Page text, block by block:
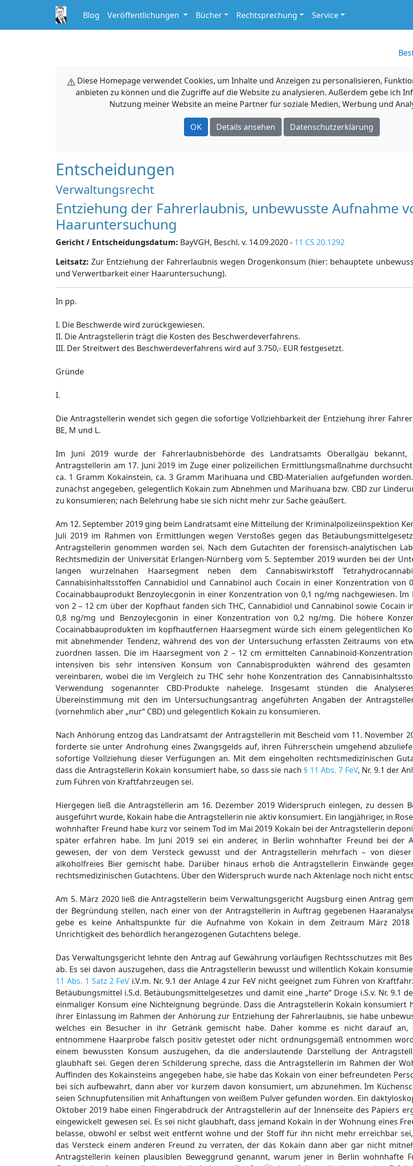
Blog Veröffentlichungen Bücher Rechtsprechung Service
Diese Homepage verwendet Cookies, um Inhalte und Anzeigen zu personalisieren,
anbieten zu können und die Zugriffe auf die Website zu analysieren. Außerdem gebe ich
Nutzung meiner Website an meine Partner für soziale Medien, Werbung und
OK Details ansehen Datenschutzerklärung
Entscheidungen
Verwaltungsrecht
Entziehung der Fahrerlaubnis, unbewusste Aufnahme
Haaruntersuchung
Gericht / Entscheidungsdatum: BayVGH, Beschl. v. 14.09.2020 - 11 CS 20.1292
Leitsatz: Zur Entziehung der Fahrerlaubnis wegen Drogenkonsum (hier: behauptete
und Verwertbarkeit einer Haaruntersuchung).
In pp.
I. Die Beschwerde wird zurückgewiesen.
II. Die Antragstellerin trägt die Kosten des Beschwerdeverfahrens.
III. Der Streitwert des Beschwerdeverfahrens wird auf 3.750,- EUR festgesetzt.
Gründe
I.
Die Antragstellerin wendet sich gegen die sofortige Vollziehbarkeit der Entziehung ihrer
BE, M und L.
Im Juni 2019 wurde der Fahrerlaubnisbehörde des Landratsamts Oberallgäu
Antragstellerin am 17. Juni 2019 im Zuge einer polizeilichen Ermittlungsmaßnahme
ca. 1 Gramm Kokainstein, ca. 3 Gramm Marihuana und CBD-Materialien aufgefunden
zunächst angegeben, gelegentlich Kokain zum Abnehmen und Marihuana bzw. CBD zur
zu konsumieren; nach Belehrung habe sie sich nicht mehr zur Sache geäußert.
Am 12. September 2019 ging beim Landratsamt eine Mitteilung der Kriminalpolizeiinspektion
Juli 2019 im Rahmen von Ermittlungen wegen Verstoßes gegen das
Antragstellerin genommen worden sei. Nach dem Gutachten der forensisch-analytischen
Rechtsmedizin der Universität Erlangen-Nürnberg vom 5. September 2019 wurden bei der
langen wurzelnahen Haarsegment neben dem Cannabiswirkstoff
Cannabisinhaltsstoffen Cannabidiol und Cannabinol auch Cocain in einer Konzentration von
Cocainabbauprodukt Benzoylecgonin in einer Konzentration von 0,1 ng/mg nachgewiesen.
von 2 – 12 cm über der Kopfhaut fanden sich THC, Cannabidiol und Cannabinol sowie Cocain
0,8 ng/mg und Benzoylecgonin in einer Konzentration von 0,2 ng/mg. Die höhere
Cocainabbauprodukten im kopfhautfernen Haarsegment würde sich einem gelegentlichen
mit abnehmender Tendenz, während des von der Untersuchung erfassten Zeitraums von
zuordnen lassen. Die im Haarsegment von 2 – 12 cm ermittelten Cannabinoid-
intensiven bis sehr intensiven Konsum von Cannabisprodukten während des
vereinbaren, wobei die im Vergleich zu THC sehr hohe Konzentration des
Verwendung sogenannter CBD-Produkte nahelege. Insgesamt stünden die
Übereinstimmung mit den im Untersuchungsantrag angeführten Angaben der
(vornehmlich aber „nur“ CBD) und gelegentlich Kokain zu konsumieren.
Nach Anhörung entzog das Landratsamt der Antragstellerin mit Bescheid vom 11. November
forderte sie unter Androhung eines Zwangsgelds auf, ihren Führerschein umgehend
sofortige Vollziehung dieser Verfügungen an. Mit dem eingeholten rechtsmedizinischen
dass die Antragstellerin Kokain konsumiert habe, so dass sie nach § 11 Abs. 7 FeV, Nr. 9.1 der
zum Führen von Kraftfahrzeugen sei.
Hiergegen ließ die Antragstellerin am 16. Dezember 2019 Widerspruch einlegen, zu dessen
ausgeführt wurde, Kokain habe die Antragstellerin nie aktiv konsumiert. Ein langjähriger, in
wohnhafter Freund habe kurz vor seinem Tod im Mai 2019 Kokain bei der Antragstellerin
später erfahren habe. Im Juni 2019 sei ein anderer, in Berlin wohnhafter Freund bei der
gewesen, der von dem Versteck gewusst und der Antragstellerin mehrfach – von
alkoholfreies Bier gemischt habe. Darüber hinaus erhob die Antragstellerin Einwände
rechtsmedizinischen Gutachtens. Über den Widerspruch wurde nach Aktenlage noch nicht
Am 5. März 2020 ließ die Antragstellerin beim Verwaltungsgericht Augsburg einen Antrag
der Begründung stellen, nach einer von der Antragstellerin in Auftrag gegebenen
gebe es keine Anhaltspunkte für die Aufnahme von Kokain in dem Zeitraum März
Unrichtigkeit des behördlich herangezogenen Gutachtens belege.
Das Verwaltungsgericht lehnte den Antrag auf Gewährung vorläufigen Rechtsschutzes mit
ab. Es sei davon auszugehen, dass die Antragstellerin bewusst und willentlich Kokain
11 Abs. 1 Satz 2 FeV i.V.m. Nr. 9.1 der Anlage 4 zur FeV nicht geeignet zum Führen von
Betäubungsmittel i.S.d. Betäubungsmittelgesetzes und damit eine „harte“ Droge i.S.v. Nr. 9.1
einmaliger Konsum eine Nichteignung begründe. Dass die Antragstellerin Kokain konsumiert
ihrer Einlassung im Rahmen der Anhörung zur Entziehung der Fahrerlaubnis, sie habe
welches ein Besucher in ihr Getränk gemischt habe. Daher komme es nicht darauf
entnommene Haarprobe falsch positiv getestet oder nicht ordnungsgemäß entnommen
einem bewussten Konsum auszugehen, da die anderslautende Darstellung der
glaubhaft sei. Gegen deren Schilderung spreche, dass die Antragstellerin im Rahmen der
Auffinden des Kokainsteins angegeben habe, sie habe das Kokain von einer befreundeten
bei sich aufbewahrt, dann aber vor kurzem davon konsumiert, um abzunehmen. Im
seien Schnupfutensilien mit Anhaftungen von weißem Pulver gefunden worden. Ein
Oktober 2019 habe einen Fingerabdruck der Antragstellerin auf der Innenseite des Papiers
eingewickelt gewesen sei. Es sei nicht glaubhaft, dass jemand Kokain in der Wohnung eines
belasse, obwohl er selbst weit entfernt wohne und der Stoff für ihn nicht mehr erreichbar
das Versteck einem anderen Freund zu verraten, der das Kokain dann aber gar nicht
Antragstellerin keinen plausiblen Beweggrund genannt, warum jener in Berlin wohnhafte